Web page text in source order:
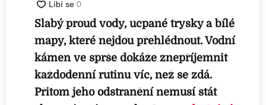
Slabý proud vody, ucpané trysky a bílé
mapy, které nejdou přehlédnout. Vodní
kámen ve sprše dokáže znepříjemnit
každodenní rutinu víc, než se zdá.
Přitom jeho odstranění nemusí stát